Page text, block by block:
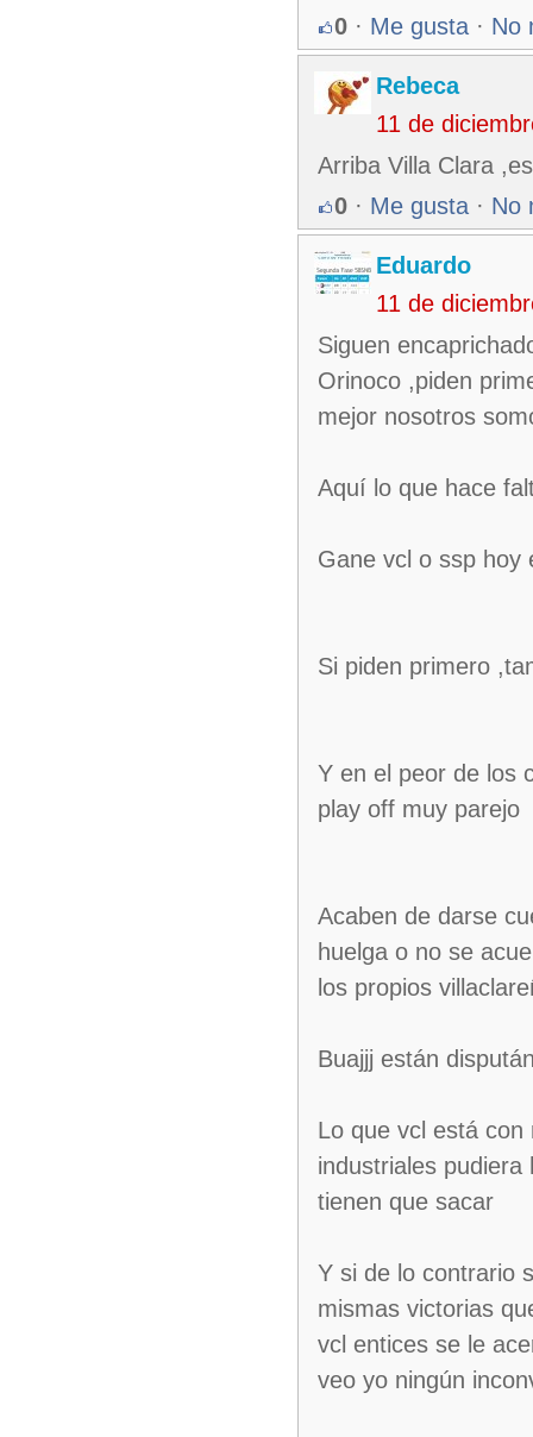
0 · Me gusta · No
Rebeca
11 de
Arriba Villa Clara
0 · Me gusta · No
Eduardo
11 de
Siguen
Orinoco ,piden
mejor nosotros
Aquí lo que hace
Gane vcl o ssp hoy
Si piden primero
Y en el peor de los
play off muy parejo
Acaben de darse
huelga o no se
los propios
Buajjj están
Lo que vcl está
industriales
tienen que sacar
Y si de lo contrario
mismas victorias
vcl entices se le
veo yo ningún